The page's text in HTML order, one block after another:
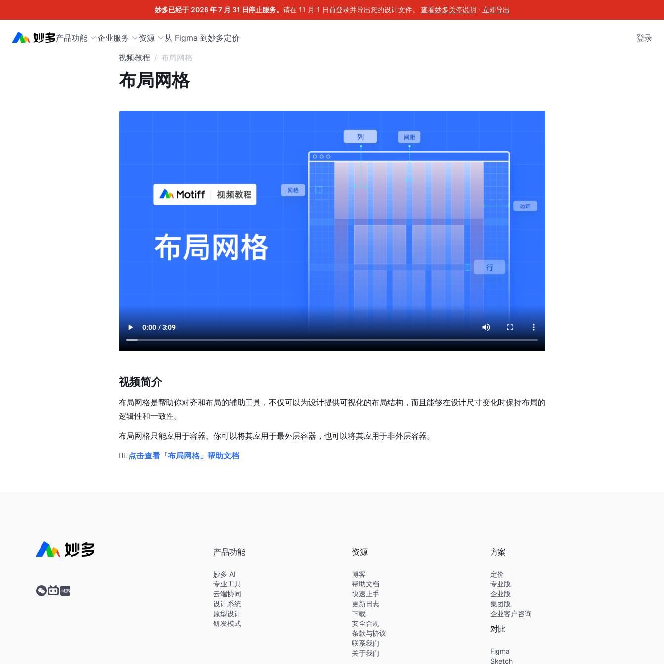
妙多已经于 2026 年 7 月 31 日停止服务。 请在 11 月 1 日前登录并导出您的设计文件。 查看妙多关停说明 · 立即导出
产品功能 企业服务 资源 从 Figma 到妙多定价
登录
视频教程 / 布局网格
布局网格
视频简介
布局网格是帮助你对齐和布局的辅助工具，不仅可以为设计提供可视化的布局结构，而且能够在设计尺寸变化时保持布局的
逻辑性和一致性。
布局网格只能应用于容器。你可以将其应用于最外层容器，也可以将其应用于非外层容器。
👉🏻 点击查看「布局网格」帮助文档
产品功能
妙多 AI
专业工具
云端协同
设计系统
原型设计
研发模式
资源
博客
帮助文档
快速上手
更新日志
下载
安全合规
条款与协议
联系我们
关于我们
方案
定价
专业版
企业版
集团版
企业客户咨询
对比
Figma
Sketch